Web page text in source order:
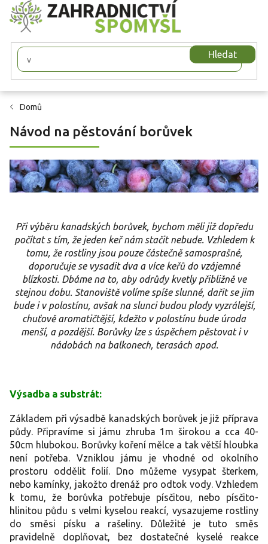
Přejít
na
obsah
Hledat
Domů
Návod na pěstování borůvek
Při výběru kanadských borůvek, bychom měli již dopředu
počítat s tím, že jeden keř nám stačit nebude. Vzhledem k
tomu, že rostliny jsou pouze částečně samosprašné,
doporučuje se vysadit dva a více keřů do vzájemné
blízkosti. Dbáme na to, aby odrůdy kvetly přibližně ve
stejnou dobu. Stanoviště volíme spíše slunné, dařit se jim
bude i v polostínu, avšak na slunci budou plody vyzrálejší,
chuťově aromatičtější, kdežto v polostínu bude úroda
menší, a pozdější. Borůvky lze s úspěchem pěstovat i v
nádobách na balkonech, terasách apod.
Výsadba a substrát:
Základem při výsadbě kanadských borůvek je již příprava
půdy. Připravíme si jámu zhruba 1m širokou a cca 40-
50cm hlubokou. Borůvky koření mělce a tak větší hloubka
není potřeba. Vzniklou jámu je vhodné od okolního
prostoru oddělit folií. Dno můžeme vysypat šterkem,
nebo kamínky, jakožto drenáž pro odtok vody. Vzhledem
k tomu, že borůvka potřebuje písčitou, nebo písčito-
hlinitou půdu s velmi kyselou reakcí, vysazujeme rostliny
do směsi písku a rašeliny. Důležité je tuto směs
pravidelně doplňovat, bez dostatečné kyselé reakce